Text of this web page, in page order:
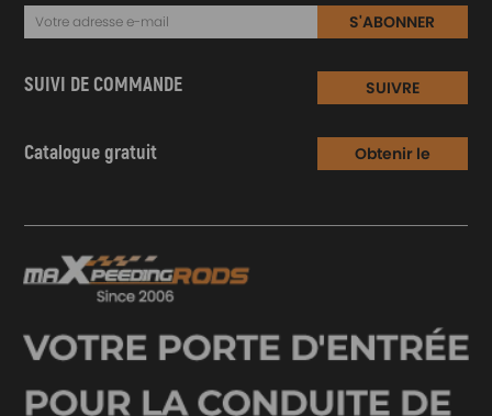
S'ABONNER
SUIVI DE COMMANDE SUIVRE
Catalogue gratuit
Obtenir le